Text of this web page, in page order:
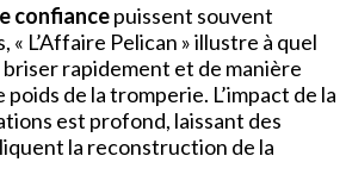
confiancepuissent souvent
« L’Affaire Pelican » illustre à quel
rapidement et de manière
de la tromperie. L’impact de la
est profond, laissant des
la reconstruction de la